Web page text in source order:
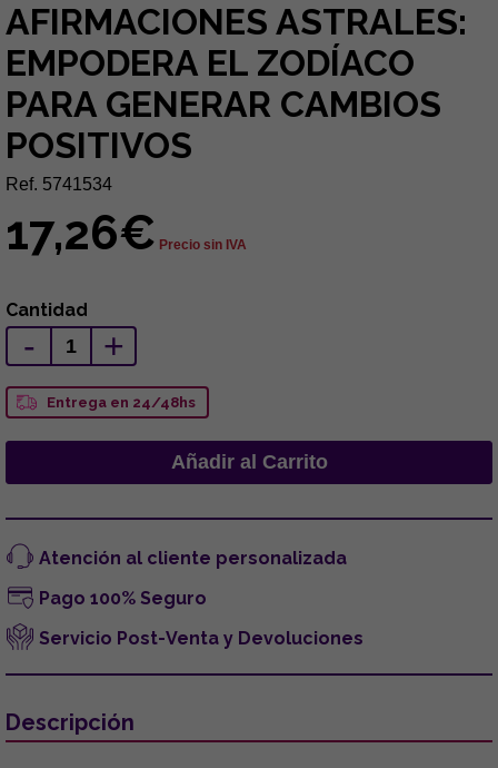
AFIRMACIONES ASTRALES:
EMPODERA EL ZODÍACO
PARA GENERAR CAMBIOS
POSITIVOS
Ref. 5741534
17,26€ Precio sin IVA
Cantidad
- +
Entrega en 24/48hs
Atención al cliente personalizada
Pago 100% Seguro
Servicio Post-Venta y Devoluciones
Descripción